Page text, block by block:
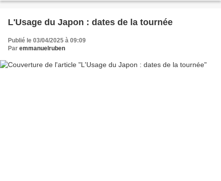
vous Inô Tadataka ? Emmanuel Ruben, écrivain, est au Japon pour...
L'Usage du Japon : dates de la tournée
Publié le 03/04/2025 à 09:09
Par emmanuelruben